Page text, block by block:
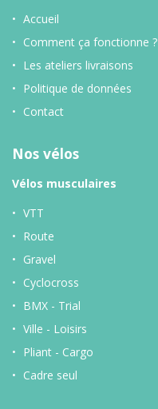
Accueil
Comment ça fonctionne ?
Les ateliers livraisons
Politique de données
Contact
Nos vélos
Vélos musculaires
VTT
Route
Gravel
Cyclocross
BMX - Trial
Ville - Loisirs
Pliant - Cargo
Cadre seul